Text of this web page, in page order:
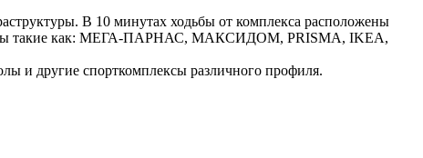
В 10 минутах ходьбы от комплекса расположены
такие как: МЕГА-ПАРНАС, МАКСИДОМ, PRISMA, IKEA,
другие спорткомплексы различного профиля.